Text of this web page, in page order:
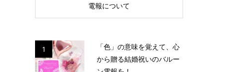
電報について
1
「色」の意味を覚えて、心
から贈る結婚祝いのバルー